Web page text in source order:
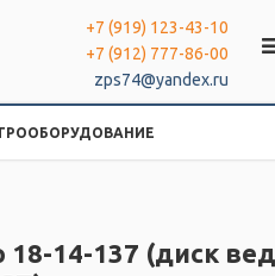
+7 (919) 123-43-10
+7 (912) 777-86-00
zps74@yandex.ru
18-14-137 (диск